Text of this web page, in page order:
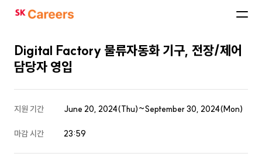
SK
Digital Factory 물류자동화 기구, 전장/제어
담당자 영입
지원 기간 June 20, 2024(Thu)~September 30, 2024(Mon)
마감 시간 23:59